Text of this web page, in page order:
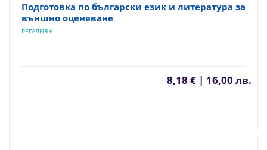
Подготовка по български език и литература за
външно оценяване
РЕГАЛИЯ 6
8,18 € | 16,00 лв.